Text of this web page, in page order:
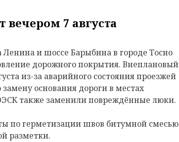
7 августа
и шоссе Барыбина в городе Тосно
дорожного покрытия. Внеплановый
из-за аварийного состояния проезжей
основания дороги в местах
также заменили повреждённые люки.
по герметизации швов битумной смесью
разметки.